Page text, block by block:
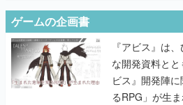
ゲームの企画書
『アビス』は
な開発資料と
ビス』開発陣
るRPG」が生